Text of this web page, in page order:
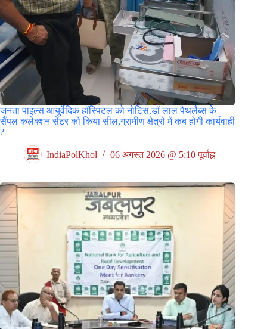
जनता पाइल्स आयुर्वेदिक हॉस्पिटल को नोटिस,डॉ लाल पैथलैब्स के
सैंपल कलेक्शन सेंटर को किया सील,ग्रामीण क्षेत्रों में कब होगी कार्यवाही
?
IndiaPolKhol 06 अगस्त 2026 @ 5:10 पूर्वाह्न